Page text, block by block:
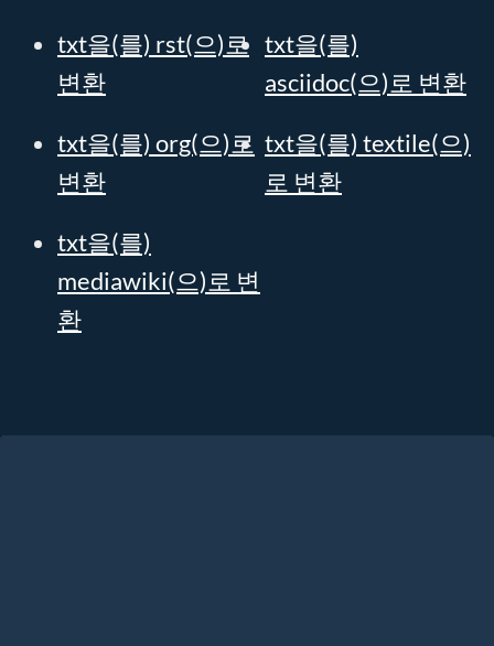
txt을(를) rst(으)로
변환
txt을(를)
asciidoc(으)로 변환
txt을(를) org(으)로
변환
txt을(를) textile(으)
로 변환
txt을(를)
mediawiki(으)로 변
환